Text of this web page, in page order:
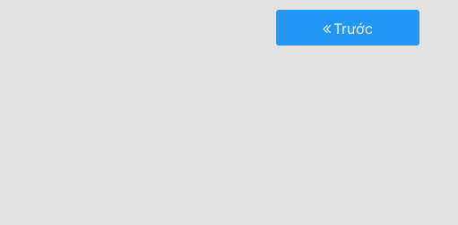
Trước